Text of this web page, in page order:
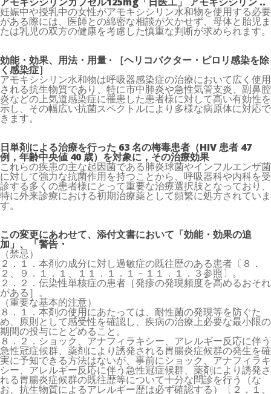
妊娠中や授乳中の女性がアモキシシリン水和物を使用する必要
がある際には、医師との綿密な相談が欠かせず、母体と胎児ま
たは乳児の双方の健康を考慮した慎重な判断が求められます。
効能・効果、用法・用量 · ［ヘリコバクター・ピロリ感染を除
く感染症］
アモキシシリン水和物は呼吸器感染症の治療において広く使用
される抗生物質であり、特に市中肺炎や急性気管支炎、副鼻腔
炎などの上気道感染症に罹患した患者様に対して高い有効性を
示し、その幅広い抗菌スペクトルにより多様な病原体に対応で
きます。
日単剤による治療を行った 63 名の梅毒患者（HIV 患者 47
例，年齢中央値 40 歳）を対象に，その治療効果
これらの疾患の主な起因菌である肺炎球菌やインフルエンザ菌
に対して強力な抗菌作用を持つことから、呼吸器科や内科を受
診する多くの患者様にとって重要な治療選択肢となっており、
特に外来診療における初期治療薬として頻繁に処方されていま
す。
この変更にあわせて、添付文書において「効能・効果の追
加」、「警告・
（禁忌）
２．１．本剤の成分に対し過敏症の既往歴のある患者〔８．
２、９．１．１、１１．１．１－１１．１．３参照〕。
２．２．伝染性単核症の患者［発疹の発現頻度を高めるおそれ
がある］。
（重要な基本的注意）
８．１．本剤の使用にあたっては、耐性菌の発現等を防ぐた
め、原則として感受性を確認し、疾病の治療上必要な最小限の
期間の投与にとどめること。
８．２．ショック、アナフィラキシー、アレルギー反応に伴う
急性冠症候群、薬剤により誘発される胃腸炎症候群の発生を確
実に予知できる方法はないが、事前にショック、アナフィラキ
シー、アレルギー反応に伴う急性冠症候群、薬剤により誘発さ
れる胃腸炎症候群の既往歴等について十分な問診を行う（な
お、抗生物質によるアレルギー歴は必ず確認する）〔２．１、